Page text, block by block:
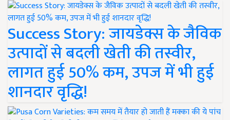
Success Story: जायडेक्स के जैविक
उत्पादों से बदली खेती की तस्वीर,
लागत हुई 50% कम, उपज में भी हुई
शानदार वृद्धि!